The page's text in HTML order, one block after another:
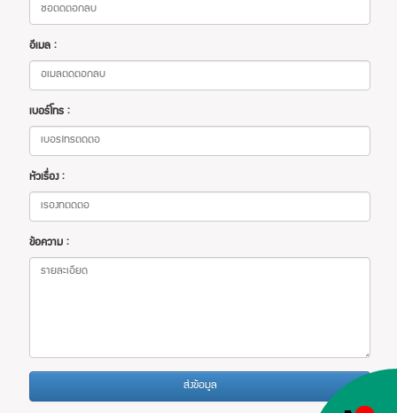
อีเมล :
เบอร์โทร :
หัวเรื่อง :
ข้อความ :
ส่งข้อมูล